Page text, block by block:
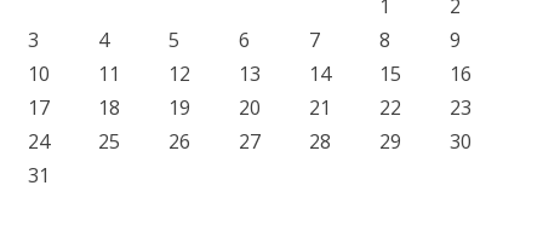
1
2
3
4 5 6 7 8
9
10
11 12 13 14 15
16
17
18 19 20 21 22
23
24
25 26 27 28 29
30
31